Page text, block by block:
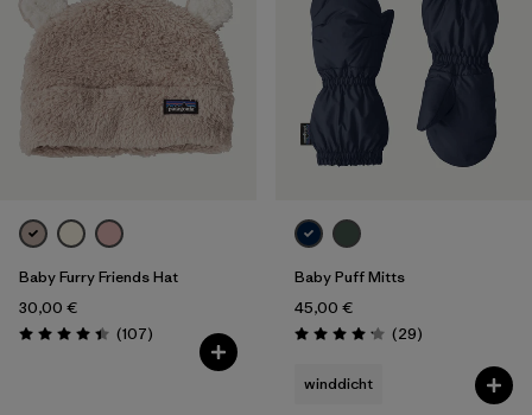
Baby Furry Friends Hat
30,00 €
Bewertung: 4.4 / 5
(107Rezensionen
)
Baby Puff Mitts
45,00 €
Bewertung: 4.1 / 5
(29Rezensionen
)
winddicht